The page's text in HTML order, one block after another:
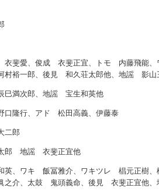
斐愛、俊成 衣斐正宜、トモ 内藤飛能
裕一郎、後見 和久荘太郎他、地謡 影山
巳満次郎、地謡 宝生和英他
隆行、アド 松田高義、伊藤泰
二郎
郎 地謡 衣斐正宜他
、ワキ 飯冨雅介、ワキツレ 椙元正樹
之介、太鼓 鬼頭義命、後見 衣斐正宜他